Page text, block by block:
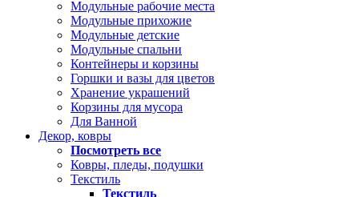
Модульные рабочие места
Модульные прихожие
Модульные детские
Модульные спальни
Контейнеры и корзины
Горшки и вазы для цветов
Хранение украшений
Корзины для мусора
Для Ванной
Декор, ковры
Посмотреть все
Ковры, пледы, подушки
Текстиль
Текстиль